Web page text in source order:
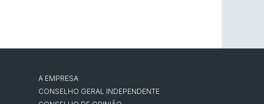
A EMPRESA
CONSELHO GERAL INDEPENDENTE